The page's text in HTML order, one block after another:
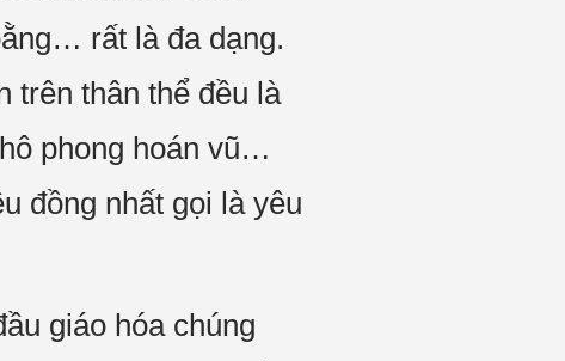
rất là đa dạng.
trên thân thể đều là
phong hoán vũ…
đồng nhất gọi là yêu
giáo hóa chúng